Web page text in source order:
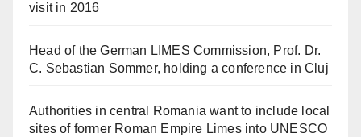
visit in 2016
Head of the German LIMES Commission, Prof. Dr.
C. Sebastian Sommer, holding a conference in Cluj
Authorities in central Romania want to include local
sites of former Roman Empire Limes into UNESCO